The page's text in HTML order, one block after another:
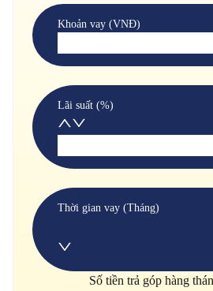
Khoản vay (VNĐ)
Lãi suất (%)
Thời gian vay (Tháng)
Số tiền trả góp hàng